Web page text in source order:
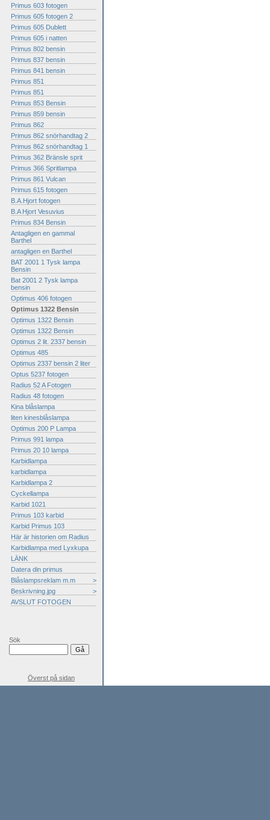
Primus 603 fotogen
Primus 605 fotogen 2
Primus 605 Dublett
Primus 605 i natten
Primus 802 bensin
Primus 837 bensin
Primus 841 bensin
Primus 851
Primus 851
Primus 853 Bensin
Primus 859 bensin
Primus 862
Primus 862 snörhandtag 2
Primus 862 snörhandtag 1
Primus 362 Bränsle sprit
Primus 366 Spritlampa
Primus 861 Vulcan
Primus 615 fotogen
B.A.Hjort fotogen
B.A Hjort Vesuvius
Primus 834 Bensin
Antagligen en gammal
Barthel
antagligen en Barthel
BAT 2001 1 Tysk lampa
Bensin
Bat 2001 2 Tysk lampa
bensin
Optimus 406 fotogen
Optimus 1322 Bensin
Optimus 1322 Bensin
Optimus 1322 Bensin
Optimus 2 lit. 2337 bensin
Optimus 485
Optimus 2337 bensin 2 liter
Optus 5237 fotogen
Radius 52 A Fotogen
Radius 48 fotogen
Kina blåslampa
liten kinesblåslampa
Optimus 200 P Lampa
Primus 991 lampa
Primus 20 10 lampa
Karbidlampa
karbidlampa
Karbidlampa 2
Cyckellampa
Karbid 1021
Primus 103 karbid
Karbid Primus 103
Här är historien om Radius
Karbidlampa med Lyxkupa
LÄNK
Datera din primus
Blåslampsreklam m.m
>
Beskrivning.jpg
>
AVSLUT FOTOGEN
Sök
Överst på sidan